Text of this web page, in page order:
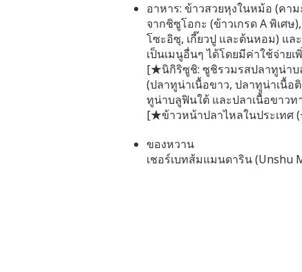
อาหาร: ข้าวสวยหุงในหม้อ (คา
จากชิซูโอกะ (ข้าวเกรด A พิเศ
โซะอิซุ, เกี๊ยวปู และต้นหอม) แล
เป็นเมนูอื่นๆ ได้โดยมีค่าใช้จ่ายเ
[★นิกิริซูชิ: ซูชิรวมรสปลาทูน่าบ
(ปลาทูน่าเนื้อขาว, ปลาทูน่าเนื้
ทูน่าบลูฟินใต้ และปลาเนื้อขาวท
[★ข้าวหน้าปลาไหลในประเทศ
ของหวาน
เชอร์เบทส้มแมนดาริน (Unshu